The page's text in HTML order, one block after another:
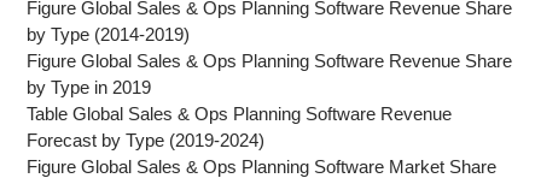
Figure Global Sales & Ops Planning Software Revenue Share
by Type (2014-2019)
Figure Global Sales & Ops Planning Software Revenue Share
by Type in 2019
Table Global Sales & Ops Planning Software Revenue
Forecast by Type (2019-2024)
Figure Global Sales & Ops Planning Software Market Share